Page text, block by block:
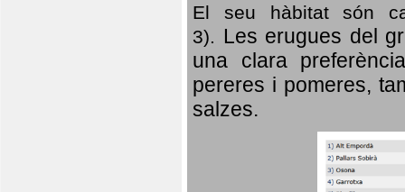
El seu hàbitat són
3). Les erugues del
una clara
pereres i pomeres,
salzes.